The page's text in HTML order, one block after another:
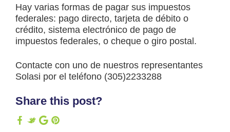
Hay varias formas de pagar sus impuestos
federales: pago directo, tarjeta de débito o
crédito, sistema electrónico de pago de
impuestos federales, o cheque o giro postal.
Contacte con uno de nuestros representantes
Solasi por el teléfono (305)2233288
Share this post?